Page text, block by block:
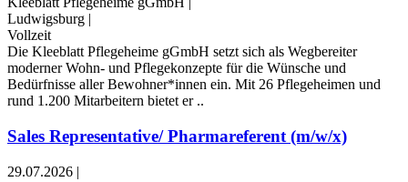
Ludwigsburg |
Vollzeit
Die Kleeblatt Pflegeheime gGmbH setzt sich als Wegbereiter
moderner Wohn- und Pflegekonzepte für die Wünsche und
Bedürfnisse aller Bewohner*innen ein. Mit 26 Pflegeheimen und
rund 1.200 Mitarbeitern bietet er ..
Sales Representative/ Pharmareferent (m/w/x)
29.07.2026 |